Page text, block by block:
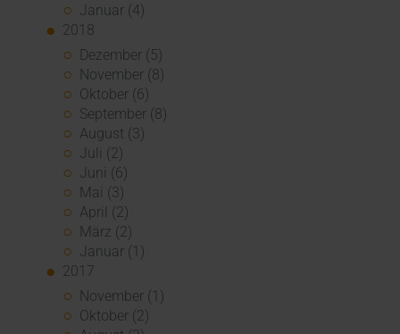
Januar (4)
2018
Dezember (5)
November (8)
Oktober (6)
September (8)
August (3)
Juli (2)
Juni (6)
Mai (3)
April (2)
März (2)
Januar (1)
2017
November (1)
Oktober (2)